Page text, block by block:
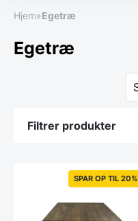
Hjem»Egetræ
Egetræ
Filtrer produkter
SPAR OP TIL 20%